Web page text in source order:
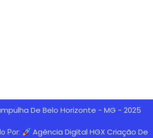
De Belo Horizonte - MG - 2025
Por:
Agência Digital HGX Criação De